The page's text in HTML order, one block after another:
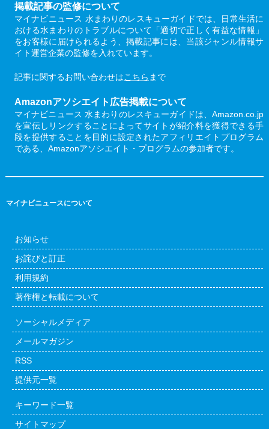
掲載記事の監修について
マイナビニュース 水まわりのレスキューガイドでは、日常生活に
おける水まわりのトラブルについて「適切で正しく有益な情報」
をお客様に届けられるよう、掲載記事には、当該ジャンル情報サ
イト運営企業の監修を入れています。
記事に関するお問い合わせはこちら まで
Amazonアソシエイト広告掲載について
マイナビニュース 水まわりのレスキューガイドは、Amazon.co.jp
を宣伝しリンクすることによってサイトが紹介料を獲得できる手
段を提供することを目的に設定されたアフィリエイトプログラム
である、Amazonアソシエイト・プログラムの参加者です。
マイナビニュースについて
お知らせ
お詫びと訂正
利用規約
著作権と転載について
ソーシャルメディア
メールマガジン
RSS
提供元一覧
キーワード一覧
サイトマップ